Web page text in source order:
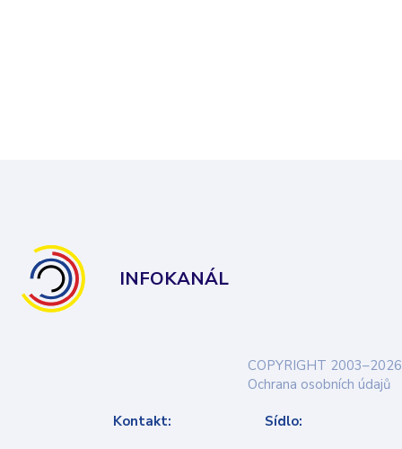
INFOKANÁL
COPYRIGHT 2003–2026
Ochrana osobních údajů
Sídlo:
Kontakt: